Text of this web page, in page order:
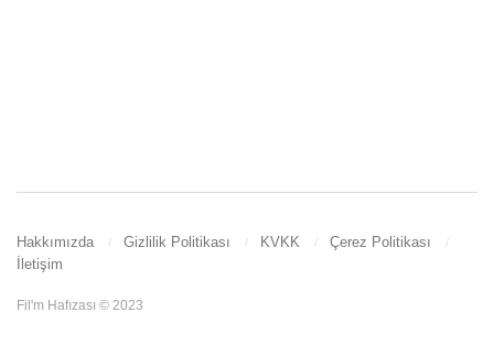
Hakkımızda Gizlilik Politikası KVKK
Çerez Politikası
İletişim
Fil'm Hafızası © 2023